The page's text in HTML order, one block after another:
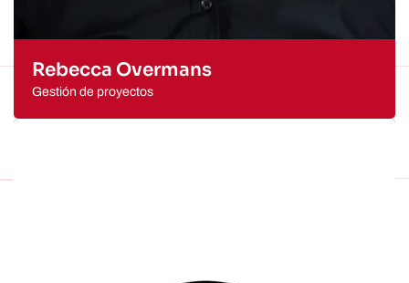
Rebecca Overmans
Gestión de proyectos